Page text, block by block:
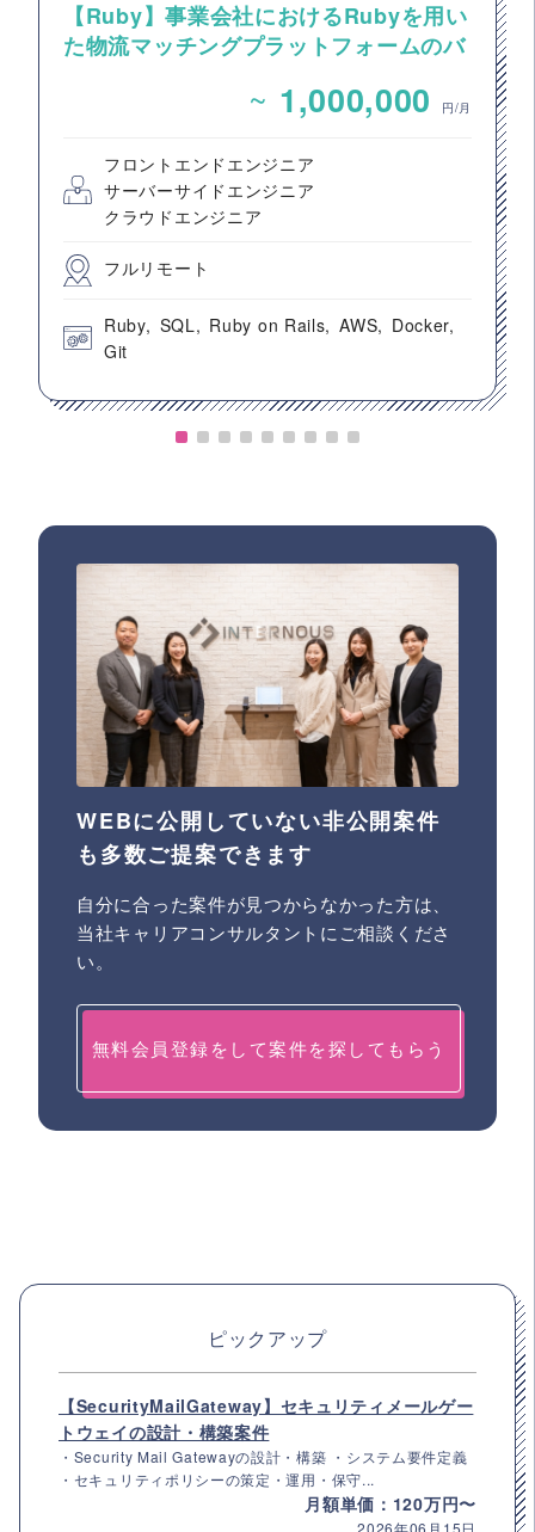
【Ruby】事業会社におけるRubyを用い
た物流マッチングプラットフォームのバ
~ 1,000,000 円/月
フロントエンドエンジニア
サーバーサイドエンジニア
クラウドエンジニア
フルリモート
Ruby SQL Ruby on Rails AWS
Docker
Git
WEBに公開していない非公開案件
も多数ご提案できます
自分に合った案件が見つからなかった方は、
当社キャリアコンサルタントにご相談くださ
い。
無料会員登録をして案件を探してもらう
ピックアップ
【SecurityMailGateway】セキュリティメールゲー
トウェイの設計・構築案件
・Security Mail Gatewayの設計・構築 ・システム要件定義
・セキュリティポリシーの策定・運用・保守...
月額単価：120万円〜